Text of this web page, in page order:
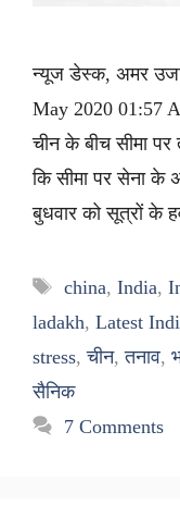
न्यूज डेस्क, अमर
May 2020 01:57
चीन के बीच सीमा पर
कि सीमा पर सेना के
बुधवार को सूत्रों के
Tags
china, India,
ladakh, Latest
stress,चीन,तनाव,
सैनिक
7 Comments